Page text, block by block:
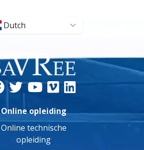
Dutch
Online opleiding
Online technische
opleiding